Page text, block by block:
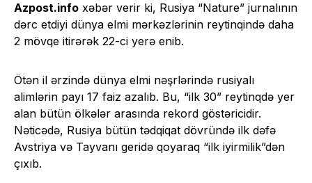
Azpost.info xəbər verir ki, Rusiya “Nature” jurnalının
dərc etdiyi dünya elmi mərkəzlərinin reytinqində daha
2 mövqe itirərək 22-ci yerə enib.
Ötən il ərzində dünya elmi nəşrlərində rusiyalı
alimlərin payı 17 faiz azalıb. Bu, “ilk 30” reytinqdə yer
alan bütün ölkələr arasında rekord göstəricidir.
Nəticədə, Rusiya bütün tədqiqat dövründə ilk dəfə
Avstriya və Tayvanı geridə qoyaraq “ilk iyirmilik”dən
çıxıb.